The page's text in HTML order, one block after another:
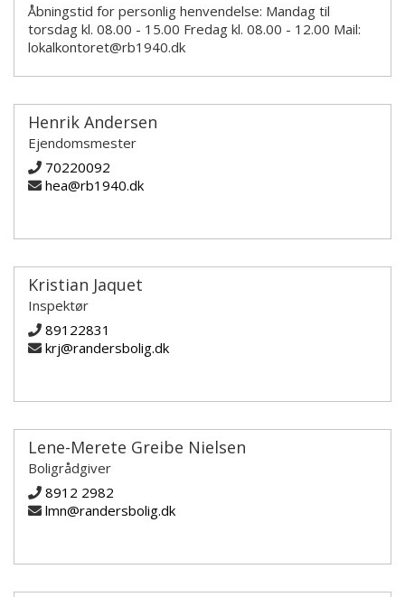
Åbningstid for personlig henvendelse: Mandag til
torsdag kl. 08.00 - 15.00 Fredag kl. 08.00 - 12.00 Mail:
lokalkontoret@rb1940.dk
Henrik Andersen
Ejendomsmester
70220092
hea@rb1940.dk
Kristian Jaquet
Inspektør
89122831
krj@randersbolig.dk
Lene-Merete Greibe Nielsen
Boligrådgiver
8912 2982
lmn@randersbolig.dk